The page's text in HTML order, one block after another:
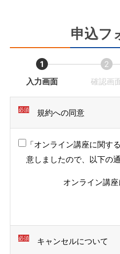
申込フ
1
入力画面現
在
表
示
さ
れ
い
で
2
確認画
必須 規約への同意
「オンライン講座に関す
意しましたので、以下の
オンライン講
必須 キャンセルについて